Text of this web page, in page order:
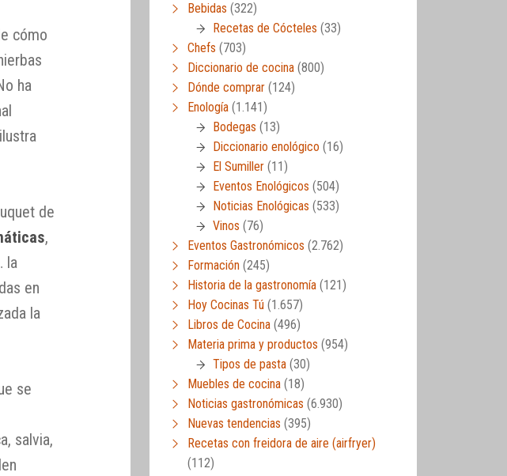
cómo
ha
de
,
la
en
la
se
salvia,
Bebidas (322)
Recetas de Cócteles (33)
Chefs (703)
Diccionario de cocina (800)
Dónde comprar (124)
Enología (1.141)
Bodegas (13)
Diccionario enológico (16)
El Sumiller (11)
Eventos Enológicos (504)
Noticias Enológicas (533)
Vinos (76)
Eventos Gastronómicos (2.762)
Formación (245)
Historia de la gastronomía (121)
Hoy Cocinas Tú (1.657)
Libros de Cocina (496)
Materia prima y productos (954)
Tipos de pasta (30)
Muebles de cocina (18)
Noticias gastronómicas (6.930)
Nuevas tendencias (395)
Recetas con freidora de aire (airfryer)
(112)